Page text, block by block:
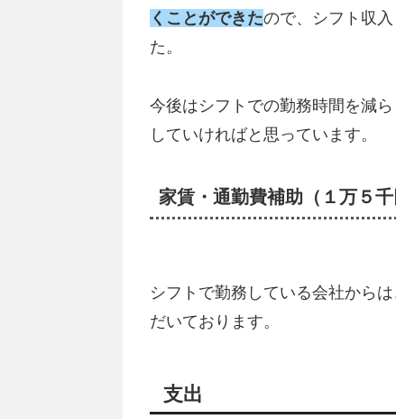
くことができたので、シフト収
た。
今後はシフトでの勤務時間を減
していければと思っています。
家賃・通勤費補助（１万５千
シフトで勤務している会社から
だいております。
支出